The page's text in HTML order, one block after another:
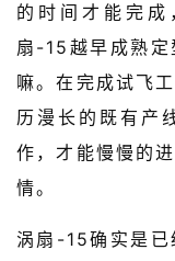
的时间才能完
扇-15越早成熟定
嘛。在完成试飞
历漫长的既有产
作，才能慢慢的
情。
涡扇-15确实是已